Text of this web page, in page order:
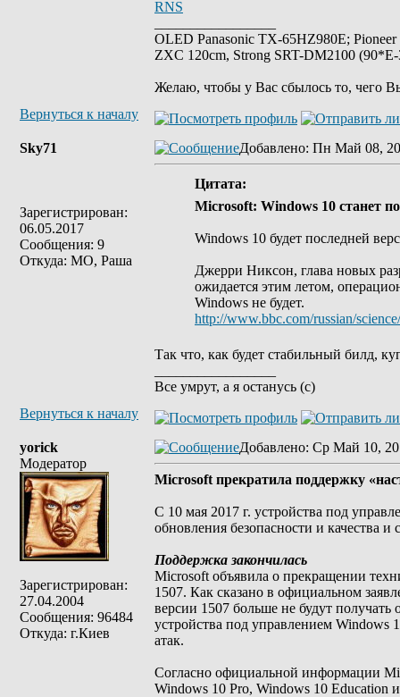
RNS
OLED Panasonic TX-65HZ980E;
ZXC 120cm, Strong SRT-DM2100
Желаю, чтобы у Вас сбылось то, чего
Вернуться к началу
Sky71
Зарегистрирован:
06.05.2017
Сообщения: 9
Откуда: МО, Раша
Добавлено: Пн Май 08,
Цитата:
Microsoft: Windows 10 станет
Windows 10 будет последней
Джерри Никсон, глава новых
ожидается этим летом,
Windows не будет.
http://www.bbc.com/russian/
Так что, как будет стабильный билд,
Все умрут, а я останусь (с)
Вернуться к началу
yorick
Модератор
Зарегистрирован:
27.04.2004
Сообщения: 96484
Откуда: г.Киев
Добавлено: Ср Май 10,
Microsoft прекратила поддержку
С 10 мая 2017 г. устройства под
обновления безопасности и качества
Поддержка закончилась
Microsoft объявила о прекращении
1507. Как сказано в официальном
версии 1507 больше не будут
устройства под управлением
атак.
Согласно официальной информации
Windows 10 Pro, Windows 10 Education